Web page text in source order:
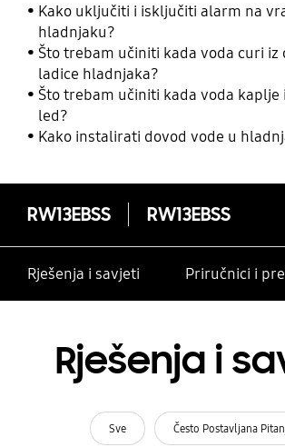
Kako uključiti i isključiti alarm na
hladnjaku?
Što trebam učiniti kada voda curi iz
ladice hladnjaka?
Što trebam učiniti kada voda kaplje
led?
Kako instalirati dovod vode u
RW13EBSS RW13EBSS
Rješenja i savjeti Priručnici i
Rješenja i
Sve Često Postavljana